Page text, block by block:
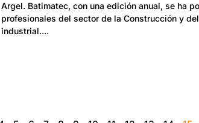
Argel. Batimatec, con una edición anual, se ha
profesionales del sector de la Construcción y
industrial.